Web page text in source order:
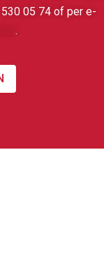
05 74 of per e-
.